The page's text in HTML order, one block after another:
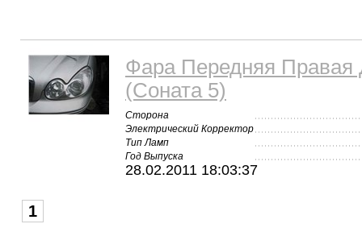
Фара Передняя Правая
(Соната 5)
Сторона
Электрический Корректор
Тип Ламп
Год Выпуска
28.02.2011 18:03:37
1